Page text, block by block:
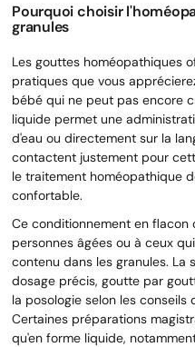
Pourquoi choisir
granules
Les gouttes homéopathiques
pratiques que vous
bébé qui ne peut pas encore
liquide permet une
d'eau ou directement sur la
contactent justement pour
le traitement homéopathique
confortable.
Ce conditionnement en flacon
personnes âgées ou à ceux
contenu dans les granules. La
dosage précis, goutte par
la posologie selon les
Certaines préparations
qu'en forme liquide,